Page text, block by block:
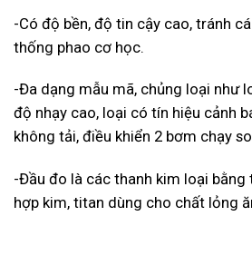
-Có độ bền, độ tin cậy cao, tránh
thống phao cơ học.
-Đa dạng mẫu mã, chủng loại như
độ nhạy cao, loại có tín hiệu cảnh
không tải, điều khiển 2 bơm chạy
-Đầu đo là các thanh kim loại bằng
hợp kim, titan dùng cho chất lỏng